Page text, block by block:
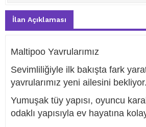
İlan Açıklaması
Maltipoo Yavrularımız
Sevimliliğiyle ilk bakışta fark
yavrularımız yeni ailesini bekliyor.
Yumuşak tüy yapısı, oyuncu
odaklı yapısıyla ev hayatına